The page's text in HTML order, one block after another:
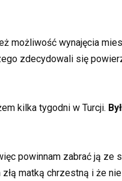
możliwość wynajęcia
zdecydowali się
kilka tygodni w Turcji.
powinnam zabrać ją ze
matką chrzestną i że